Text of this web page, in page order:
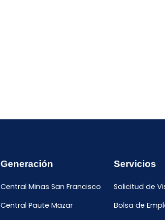
Generación
Central Minas San Francisco
Central Paute Mazar
Servicios
Solicitud de
Bolsa de